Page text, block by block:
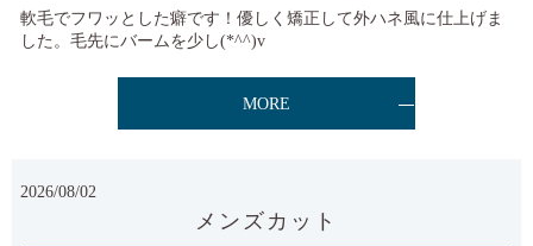
軟毛でフワッとした癖です！優しく矯正して外ハネ風に仕上げま
した。毛先にバームを少し(*^^)v
MORE
2026/08/02
メンズカット